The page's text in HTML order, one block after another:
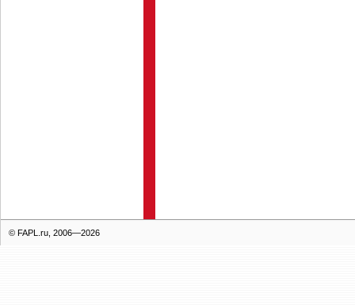
© FAPL.ru, 2006—2026